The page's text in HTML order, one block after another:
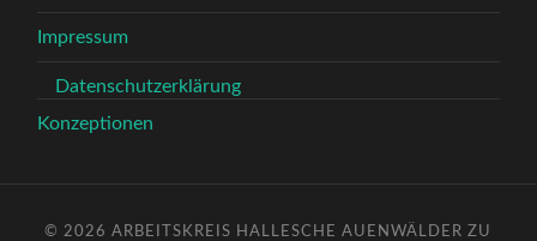
Impressum
Datenschutzerklärung
Konzeptionen
© 2026ARBEITSKREIS HALLESCHE AUENWÄLDER ZU